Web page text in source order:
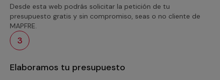
Desde esta web podrás solicitar la petición de tu
presupuesto gratis y sin compromiso, seas o no cliente de
MAPFRE.
3
Elaboramos tu presupuesto